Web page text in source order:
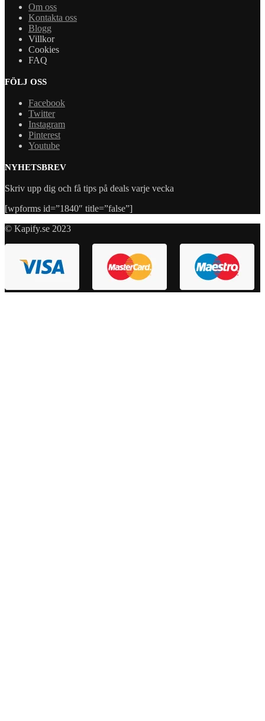
Om oss
Kontakta oss
Blogg
Villkor
Cookies
FAQ
FÖLJ OSS
Facebook
Twitter
Instagram
Pinterest
Youtube
NYHETSBREV
Skriv upp dig och få tips på deals varje vecka
[wpforms id=”1840″ title=”false”]
© Kapify.se 2023